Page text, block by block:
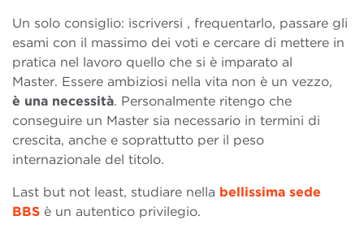
Un solo consiglio: iscriversi , frequentarlo, passare gli
esami con il massimo dei voti e cercare di mettere in
pratica nel lavoro quello che si è imparato al
Master. Essere ambiziosi nella vita non è un vezzo,
è una necessità. Personalmente ritengo che
conseguire un Master sia necessario in termini di
crescita, anche e soprattutto per il peso
internazionale del titolo.
Last but not least, studiare nella bellissima sede
BBS è un autentico privilegio.